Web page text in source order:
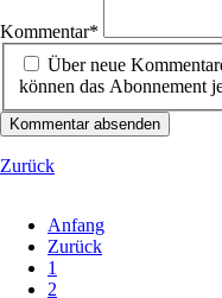
Kommentar*
Über neue
können das Abonnement
Kommentar absenden
Zurück
Anfang
Zurück
1
2